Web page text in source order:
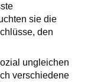
sie die
den
ungleichen
verschiedene